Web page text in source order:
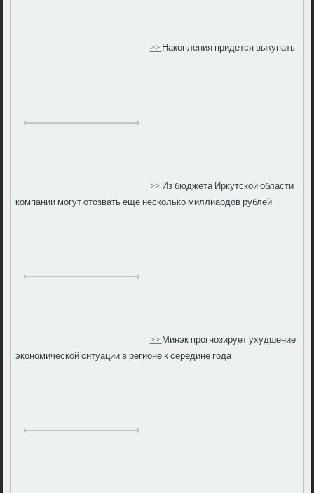
>>Накопления придется выкупать
>>Из бюджета Иркутской области
компании могут отозвать еще несколько миллиардов рублей
>>Минэк прогнозирует ухудшение
экономической ситуации в регионе к середине года